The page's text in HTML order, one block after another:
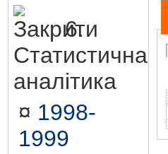
6.
Статистична
аналітика
¤ 1998-
1999